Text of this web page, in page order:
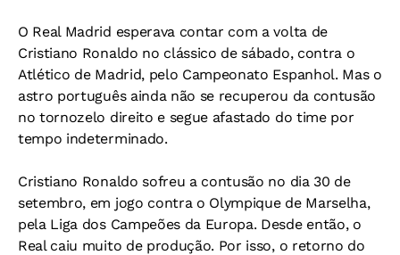
O Real Madrid esperava contar com a volta de
Cristiano Ronaldo no clássico de sábado, contra o
Atlético de Madrid, pelo Campeonato Espanhol. Mas o
astro português ainda não se recuperou da contusão
no tornozelo direito e segue afastado do time por
tempo indeterminado.
Cristiano Ronaldo sofreu a contusão no dia 30 de
setembro, em jogo contra o Olympique de Marselha,
pela Liga dos Campeões da Europa. Desde então, o
Real caiu muito de produção. Por isso, o retorno do